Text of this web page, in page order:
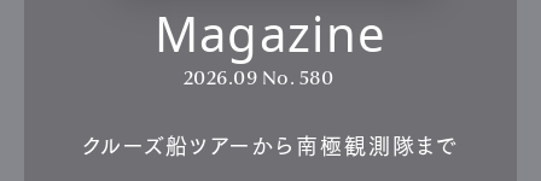
Magazine
2026.09 No. 580
クルーズ船ツアーから南極観測隊まで